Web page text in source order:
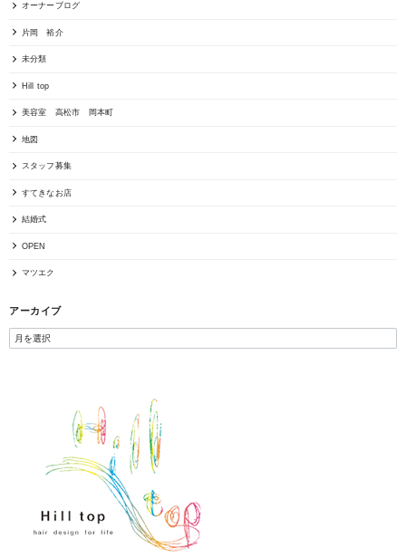
オーナーブログ
片岡 裕介
未分類
Hill top
美容室 高松市 岡本町
地図
スタッフ募集
すてきなお店
結婚式
OPEN
マツエク
アーカイブ